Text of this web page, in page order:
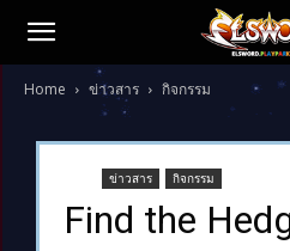
Home ข่าวสาร กิจกรรม
ข่าวสาร กิจกรรม
Find the